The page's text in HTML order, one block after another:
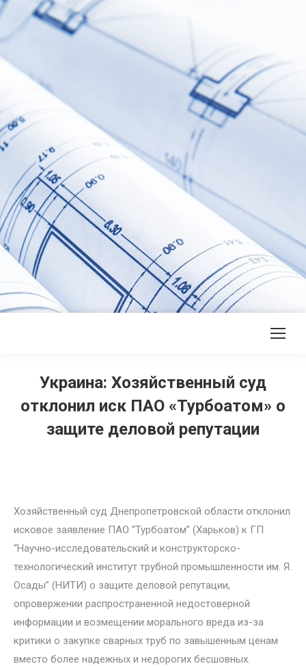
Украина: Хозяйственный суд
отклонил иск ПАО «Турбоатом» о
защите деловой репутации
Хозяйственный суд Днепропетровской области отклонил
исковое заявление ПАО “Турбоатом” (Харьков) к ГП
“Научно-исследовательский и конструкторско-
технологический институт трубной промышленности им. Я.
Осады” (НИТИ) о защите деловой репутации,
опровержении распространенной недостоверной
информации и возмещении морального вреда из-за
критики о закупке сварных труб по завышенным ценам
вместо более надежных и недорогих бесшовных.